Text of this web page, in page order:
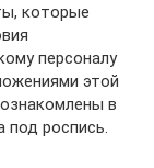
которые
персоналу
этой
в
роспись.